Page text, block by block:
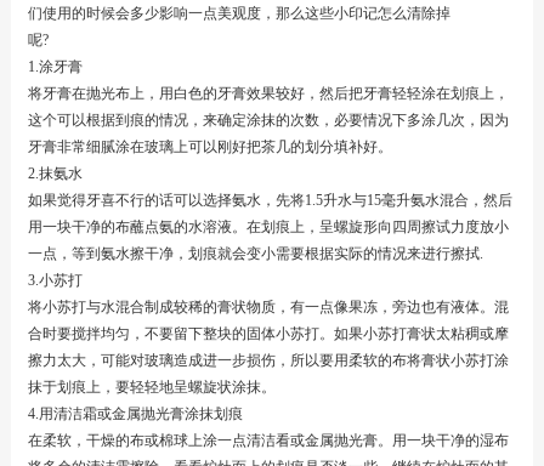
们使用的时候会多少影响一点美观度，那么这些小印记怎么清除掉
呢?
1.涂牙膏
将牙膏在抛光布上，用白色的牙膏效果较好，然后把牙膏轻轻涂在划痕上，
这个可以根据到痕的情况，来确定涂抹的次数，必要情况下多涂几次，因为
牙膏非常细腻涂在玻璃上可以刚好把茶几的划分填补好。
2.抹氨水
如果觉得牙喜不行的话可以选择氨水，先将1.5升水与15毫升氨水混合，然后
用一块干净的布蘸点氨的水溶液。在划痕上，呈螺旋形向四周擦试力度放小
一点，等到氨水擦干净，划痕就会变小需要根据实际的情况来进行擦拭.
3.小苏打
将小苏打与水混合制成较稀的膏状物质，有一点像果冻，旁边也有液体。混
合时要搅拌均匀，不要留下整块的固体小苏打。如果小苏打膏状太粘稠或摩
擦力太大，可能对玻璃造成进一步损伤，所以要用柔软的布将膏状小苏打涂
抹于划痕上，要轻轻地呈螺旋状涂抹。
4.用清洁霜或金属抛光膏涂抹划痕
在柔软，干燥的布或棉球上涂一点清洁看或金属抛光膏。用一块干净的湿布